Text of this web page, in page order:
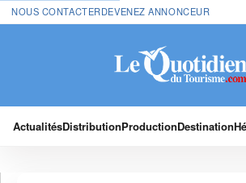
NOUS CONTACTERDEVENEZ ANNONCEUR
ActualitésDistributionProductionDestination